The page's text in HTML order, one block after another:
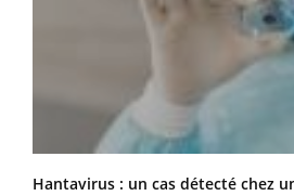
Hantavirus : un cas détecté chez